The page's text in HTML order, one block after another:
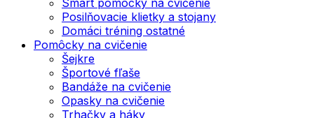
Posilňovacie klietky a stojany
Domáci tréning ostatné
Pomôcky na cvičenie
Šejkre
Športové fľaše
Bandáže na cvičenie
Opasky na cvičenie
Trhačky a háky